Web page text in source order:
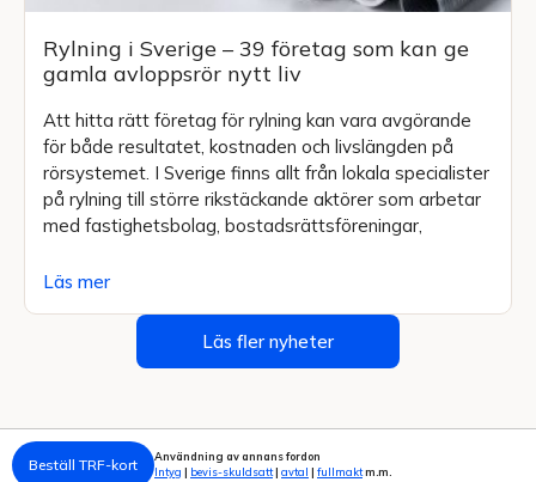
Rylning i Sverige – 39 företag som kan ge
gamla avloppsrör nytt liv
Att hitta rätt företag för rylning kan vara avgörande
för både resultatet, kostnaden och livslängden på
rörsystemet. I Sverige finns allt från lokala specialister
på rylning till större rikstäckande aktörer som arbetar
med fastighetsbolag, bostadsrättsföreningar,
Läs mer
Läs fler nyheter
Beställ TRF-kort
Användning av annans fordon
Intyg
bevis-skuldsatt avtal fullmaktm.m.